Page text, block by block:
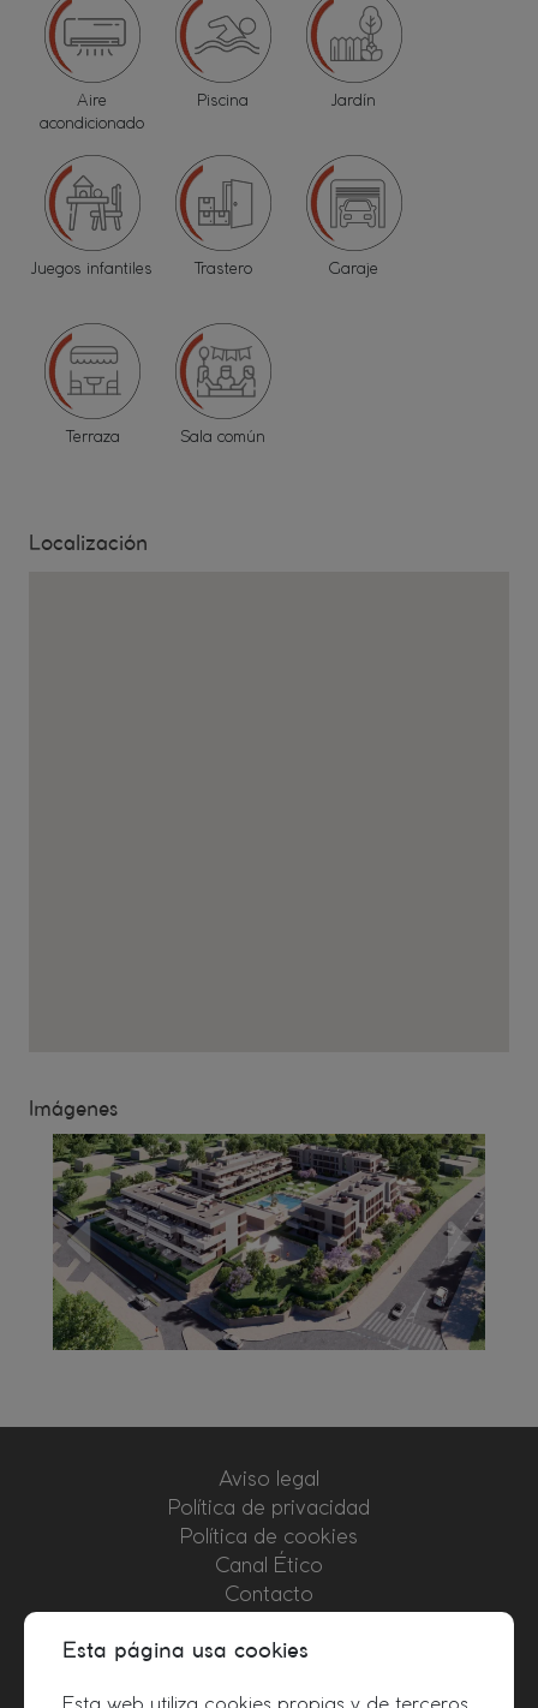
Aire
acondicionado
Piscina Jardín
Juegos infantiles Trastero Garaje
Terraza Sala común
Localización
Imágenes
anterior
Aviso legal
Política de privacidad
Política de cookies
Canal Ético
Contacto
+34 915 424 211
Esta página usa cookies